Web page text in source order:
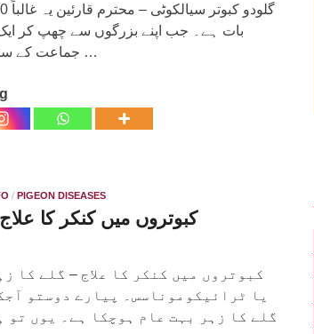
بات ہے۔ جب اپنے بزرگوں سے چھپ کر
جماعت کے ساتھ مل کر کبوتر …
/ PIGEON DISEASES
کبوتروں میں کنکر کا
کبوتروں میں کنکر کا علاج – گلے کا
یا ٹرائیکوموناسس۔ پیارے دوستو
گلے کا زہر بہت عام ہوچکا ہے۔ یوں تو